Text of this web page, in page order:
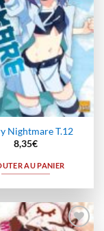
Nightmare T.12
8,35€
AU PANIER